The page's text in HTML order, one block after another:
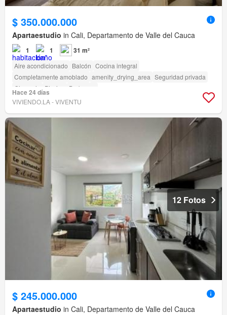
$ 350.000.000
Apartaestudio in Cali, Departamento de Valle del Cauca
1 1 31 m²
Aire acondicionado Balcón Cocina integral
Completamente amoblado amenity_drying_area Seguridad privada
Gimnasio
Piscina Barbecue
Hace 24 días
VIVIENDO.LA - VIVENTU
12 Fotos
$ 245.000.000
Apartaestudio in Cali, Departamento de Valle del Cauca